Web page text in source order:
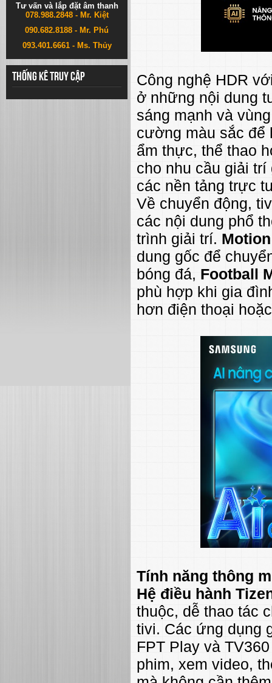
Tư vấn và lắp đặt âm thanh
078.988.2848 - Mr. Kiệt
090.682.8188 - Mr. Phú
093.401.6661 - Ms. Thủy
Thống kê truy cập
Công nghệ HDR
ở những nội dung
sáng mạnh và
cường màu sắc để
ẩm thực, thể thao
cho nhu cầu giải
các nền tảng trực
Về chuyển động,
các nội dung phổ
trình giải trí.
dung gốc để
bóng đá, Football
phù hợp khi gia
hơn điện thoại
Tính năng thông
Hệ điều hành
thuộc, dễ thao tác
tivi. Các ứng dụng
FPT Play và
phim, xem video,